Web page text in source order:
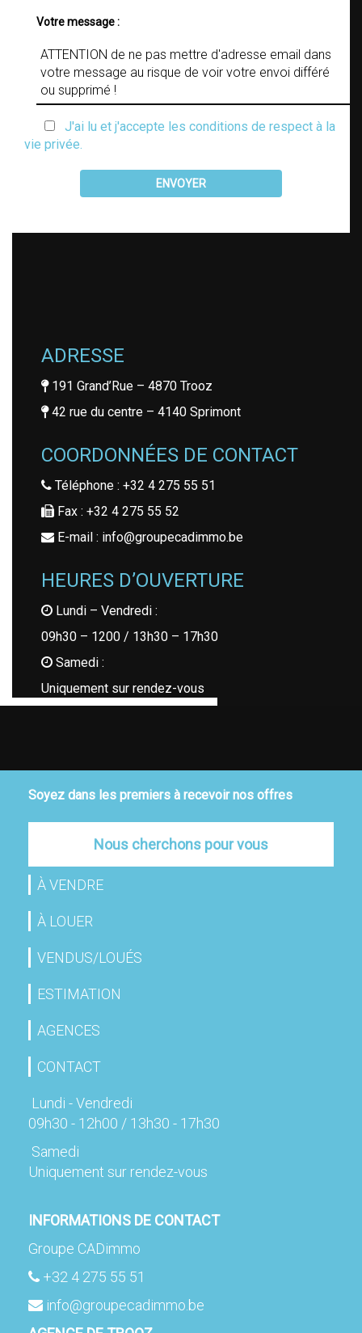
Votre message :
J'ai lu et j'accepte les conditions de respect à la
vie privée.
ENVOYER
ADRESSE
191 Grand’Rue – 4870 Trooz
42 rue du centre – 4140 Sprimont
COORDONNÉES DE CONTACT
Téléphone : +32 4 275 55 51
Fax : +32 4 275 55 52
E-mail : info@groupecadimmo.be
HEURES D’OUVERTURE
Lundi – Vendredi :
09h30 – 1200 / 13h30 – 17h30
Samedi :
Uniquement sur rendez-vous
Soyez dans les premiers à recevoir nos offres
Nous cherchons pour vous
À VENDRE
À LOUER
VENDUS/LOUÉS
ESTIMATION
AGENCES
CONTACT
Lundi - Vendredi
09h30 - 12h00 / 13h30 - 17h30
Samedi
Uniquement sur rendez-vous
INFORMATIONS DE CONTACT
Groupe CADimmo
+32 4 275 55 51
info@groupecadimmo.be